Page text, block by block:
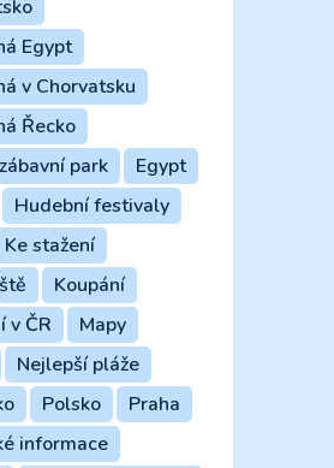
Egypt
v Chorvatsku
Řecko
park
Egypt
Hudební festivaly
Ke stažení
Koupání
v ČR
Mapy
Nejlepší pláže
Polsko
Praha
informace